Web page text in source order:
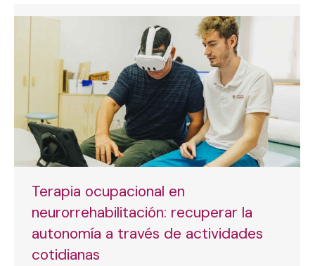
Terapia ocupacional en
neurorrehabilitación: recuperar la
autonomía a través de actividades
cotidianas